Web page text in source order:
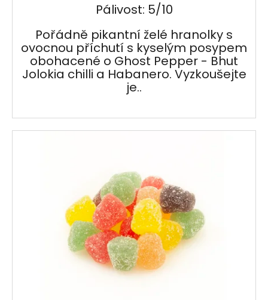
Pálivost: 5/10
Pořádně pikantní želé hranolky s
ovocnou příchutí s kyselým posypem
obohacené o Ghost Pepper - Bhut
Jolokia chilli a Habanero. Vyzkoušejte
je..